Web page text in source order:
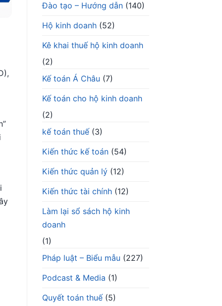
Đào tạo – Hướng dẫn(140)
Hộ kinh doanh(52)
Kê khai thuế hộ kinh doanh
(2)
Kế toán Á Châu (7)
Kế toán cho hộ kinh doanh
(2)
kế toán thuế(3)
Kiến thức kế toán(54)
Kiến thức quản lý(12)
Kiến thức tài chính(12)
Làm lại sổ sách hộ kinh
doanh
(1)
Pháp luật – Biểu mẫu (227)
Podcast & Media (1)
Quyết toán thuế(5)